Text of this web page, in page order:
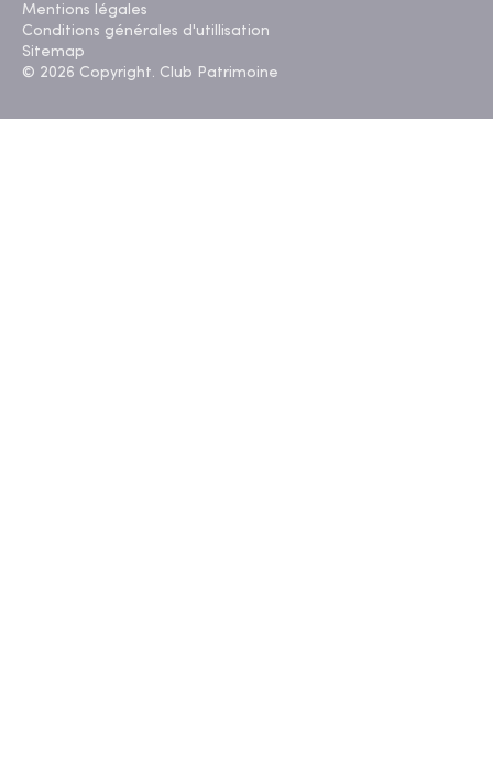
Mentions légales
Conditions générales d'utillisation
Sitemap
© 2026 Copyright. Club Patrimoine